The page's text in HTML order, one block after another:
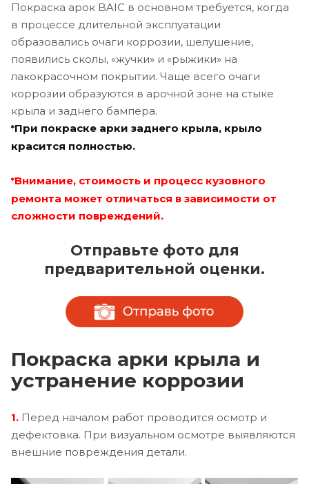
Покраска арок BAIC в основном требуется, когда
в процессе длительной эксплуатации
образовались очаги коррозии, шелушение,
появились сколы, «жучки» и «рыжики» на
лакокрасочном покрытии. Чаще всего очаги
коррозии образуются в арочной зоне на стыке
крыла и заднего бампера.
*При покраске арки заднего крыла, крыло
красится полностью.
*Внимание, стоимость и процесс кузовного
ремонта может отличаться в зависимости от
сложности повреждений.
Отправьте фото для
предварительной оценки.
Покраска арки крыла и
устранение коррозии
1. Перед началом работ проводится осмотр и
дефектовка. При визуальном осмотре выявляются
внешние повреждения детали.